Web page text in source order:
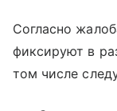
Согласно
фиксируют в
том числе